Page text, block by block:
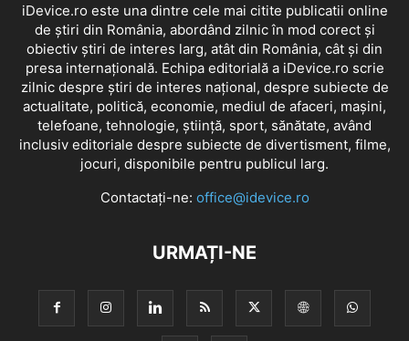
iDevice.ro este una dintre cele mai citite publicatii online
de știri din România, abordând zilnic în mod corect și
obiectiv știri de interes larg, atât din România, cât și din
presa internațională. Echipa editorială a iDevice.ro scrie
zilnic despre știri de interes național, despre subiecte de
actualitate, politică, economie, mediul de afaceri, mașini,
telefoane, tehnologie, știință, sport, sănătate, având
inclusiv editoriale despre subiecte de divertisment, filme,
jocuri, disponibile pentru publicul larg.
Contactați-ne: office@idevice.ro
URMAȚI-NE